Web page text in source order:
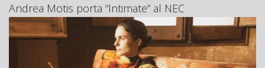
Andrea Motis porta “Intimate” al NEC